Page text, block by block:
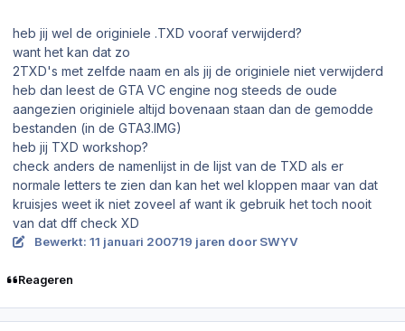
heb jij wel de originiele .TXD vooraf verwijderd?
want het kan dat zo
2TXD's met zelfde naam en als jij de originiele niet verwijderd
heb dan leest de GTA VC engine nog steeds de oude
aangezien originiele altijd bovenaan staan dan de gemodde
bestanden (in de GTA3.IMG)
heb jij TXD workshop?
check anders de namenlijst in de lijst van de TXD als er
normale letters te zien dan kan het wel kloppen maar van dat
kruisjes weet ik niet zoveel af want ik gebruik het toch nooit
van dat dff check XD
Bewerkt: 11 januari 200719 jaren door SWYV
Reageren